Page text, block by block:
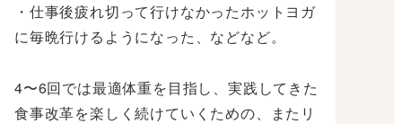
・仕事後疲れ切って行けなかったホットヨガ
に毎晩行けるようになった、などなど。
4〜6回では最適体重を目指し、実践してきた
食事改革を楽しく続けていくための、またリ